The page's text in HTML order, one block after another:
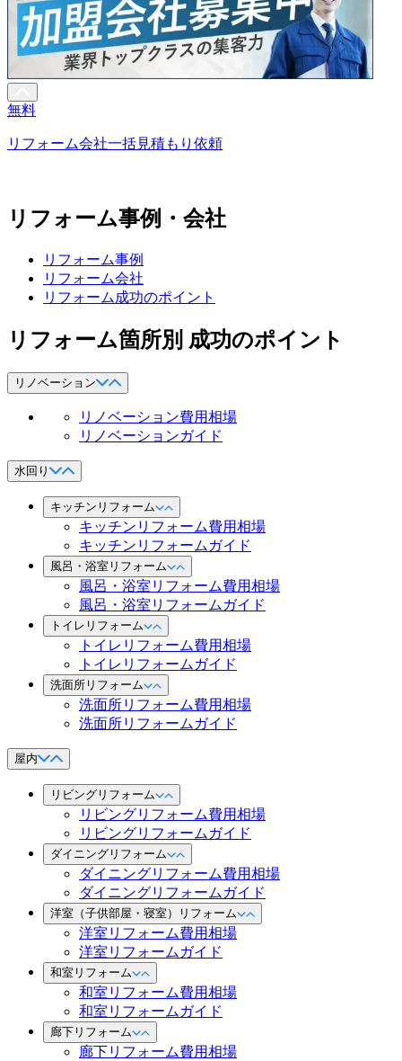
無料
リフォーム会社一括見積もり依頼
リフォーム事例・会社
リフォーム事例
リフォーム会社
リフォーム成功のポイント
リフォーム箇所別 成功のポイント
リノベーション
リノベーション費用相場
リノベーションガイド
水回り
キッチンリフォーム
キッチンリフォーム費用相場
キッチンリフォームガイド
風呂・浴室リフォーム
風呂・浴室リフォーム費用相場
風呂・浴室リフォームガイド
トイレリフォーム
トイレリフォーム費用相場
トイレリフォームガイド
洗面所リフォーム
洗面所リフォーム費用相場
洗面所リフォームガイド
屋内
リビングリフォーム
リビングリフォーム費用相場
リビングリフォームガイド
ダイニングリフォーム
ダイニングリフォーム費用相場
ダイニングリフォームガイド
洋室（子供部屋・寝室）リフォーム
洋室リフォーム費用相場
洋室リフォームガイド
和室リフォーム
和室リフォーム費用相場
和室リフォームガイド
廊下リフォーム
廊下リフォーム費用相場